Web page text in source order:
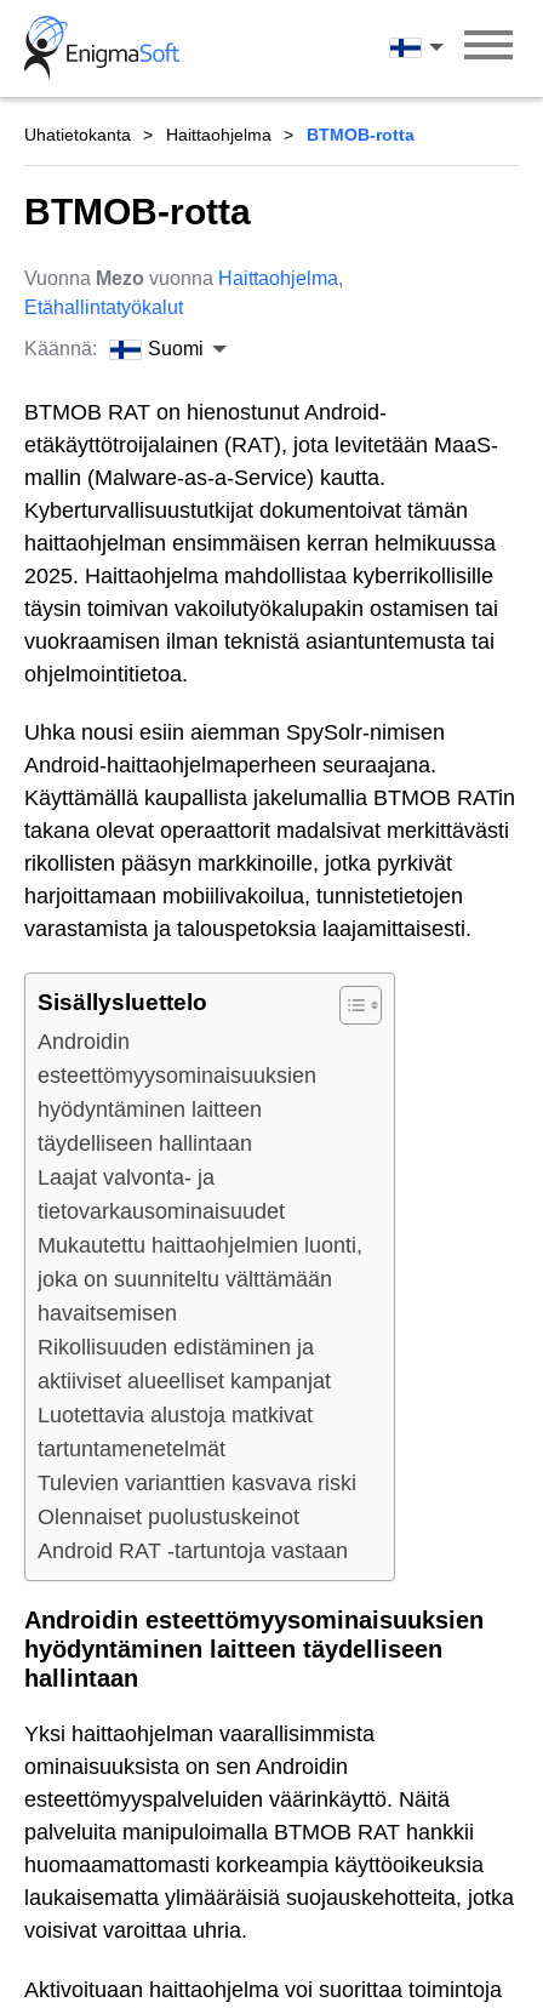
Skip
content
Suomi
Uhatietokanta Haittaohjelma BTMOB-rotta
BTMOB-rotta
Vuonna Mezo vuonna Haittaohjelma,
Etähallintatyökalut
Käännä:
Suomi
BTMOB RAT on hienostunut Android-
etäkäyttötroijalainen (RAT), jota levitetään MaaS-
mallin (Malware-as-a-Service) kautta.
Kyberturvallisuustutkijat dokumentoivat tämän
haittaohjelman ensimmäisen kerran helmikuussa
2025. Haittaohjelma mahdollistaa kyberrikollisille
täysin toimivan vakoilutyökalupakin ostamisen tai
vuokraamisen ilman teknistä asiantuntemusta tai
ohjelmointitietoa.
Uhka nousi esiin aiemman SpySolr-nimisen
Android-haittaohjelmaperheen seuraajana.
Käyttämällä kaupallista jakelumallia BTMOB RATin
takana olevat operaattorit madalsivat merkittävästi
rikollisten pääsyn markkinoille, jotka pyrkivät
harjoittamaan mobiilivakoilua, tunnistetietojen
varastamista ja talouspetoksia laajamittaisesti.
Sisällysluettelo
Androidin
esteettömyysominaisuuksien
hyödyntäminen laitteen
täydelliseen hallintaan
Laajat valvonta- ja
tietovarkausominaisuudet
Mukautettu haittaohjelmien luonti,
joka on suunniteltu välttämään
havaitsemisen
Rikollisuuden edistäminen ja
aktiiviset alueelliset kampanjat
Luotettavia alustoja matkivat
tartuntamenetelmät
Tulevien varianttien kasvava riski
Olennaiset puolustuskeinot
Android RAT -tartuntoja vastaan
Androidin esteettömyysominaisuuksien
hyödyntäminen laitteen täydelliseen
hallintaan
Yksi haittaohjelman vaarallisimmista
ominaisuuksista on sen Androidin
esteettömyyspalveluiden väärinkäyttö. Näitä
palveluita manipuloimalla BTMOB RAT hankkii
huomaamattomasti korkeampia käyttöoikeuksia
laukaisematta ylimääräisiä suojauskehotteita, jotka
voisivat varoittaa uhria.
Aktivoituaan haittaohjelma voi suorittaa toimintoja